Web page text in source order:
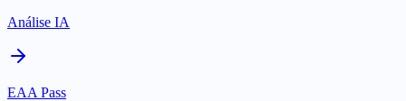
Análise IA
EAA Pass